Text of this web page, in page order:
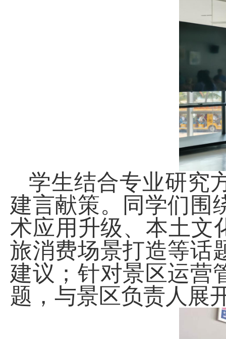
学生结合专业研究
建言献策。同学们围
术应用升级、本土文
旅消费场景打造等话
建议；针对景区运营
题，与景区负责人展